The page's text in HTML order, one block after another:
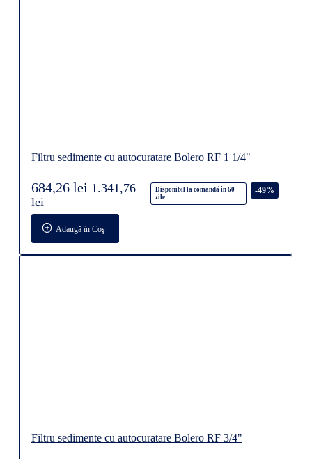
Filtru sedimente cu autocuratare Bolero RF 1 1/4"
Disponibil la comandă în 60
zile
-49%
684,26 lei 1.341,76
lei
Adaugă în Coş
Filtru sedimente cu autocuratare Bolero RF 3/4"